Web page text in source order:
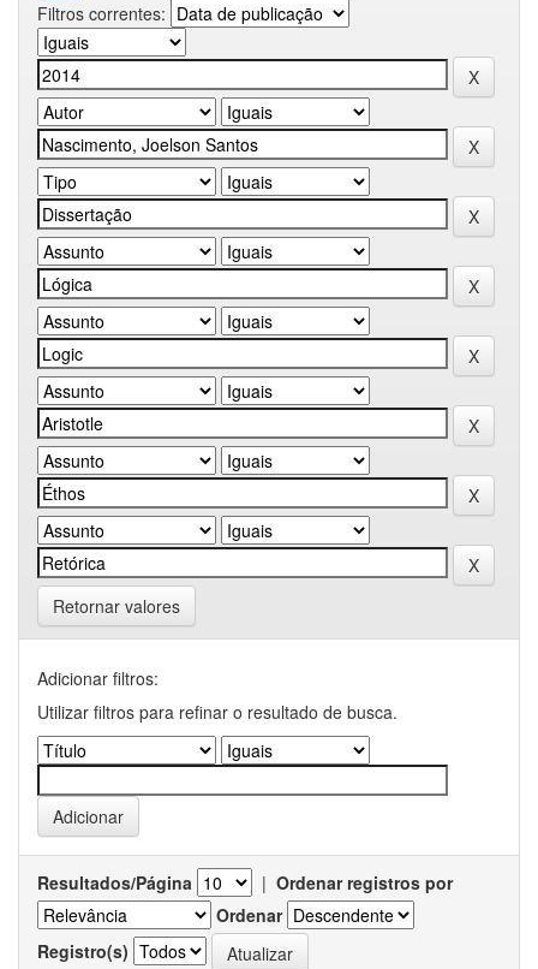
Filtros correntes:
Retornar valores
Adicionar filtros:
Utilizar filtros para refinar o resultado de busca.
Resultados/Página | Ordenar registros por
Ordenar
Registro(s)